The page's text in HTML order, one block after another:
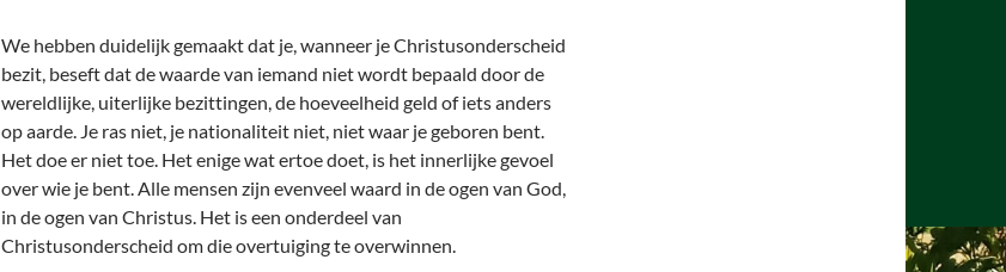
We hebben duidelijk gemaakt dat je, wanneer je Christusonderscheid
bezit, beseft dat de waarde van iemand niet wordt bepaald door de
wereldlijke, uiterlijke bezittingen, de hoeveelheid geld of iets anders
op aarde. Je ras niet, je nationaliteit niet, niet waar je geboren bent.
Het doe er niet toe. Het enige wat ertoe doet, is het innerlijke gevoel
over wie je bent. Alle mensen zijn evenveel waard in de ogen van God,
in de ogen van Christus. Het is een onderdeel van
Christusonderscheid om die overtuiging te overwinnen.